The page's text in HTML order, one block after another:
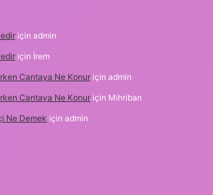
için admin
için İrem
Cantaya Ne Konur için admin
Cantaya Ne Konur için Mihriban
Ne Demek için admin